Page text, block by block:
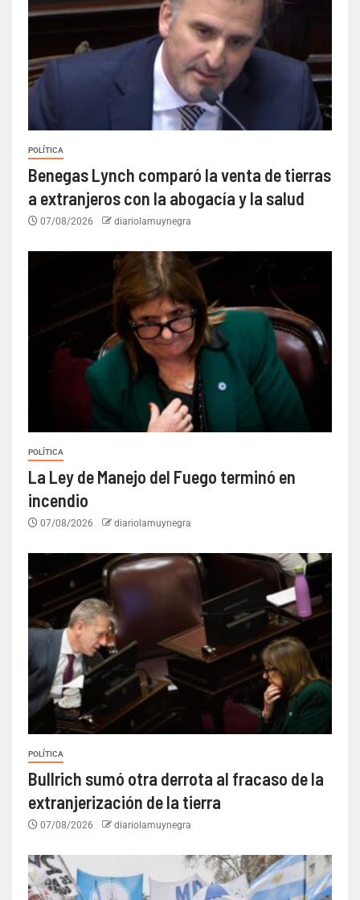
POLÍTICA
Benegas Lynch comparó la venta de tierras
a extranjeros con la abogacía y la salud
07/08/2026 diariolamuynegra
POLÍTICA
La Ley de Manejo del Fuego terminó en
incendio
07/08/2026 diariolamuynegra
POLÍTICA
Bullrich sumó otra derrota al fracaso de la
extranjerización de la tierra
07/08/2026 diariolamuynegra